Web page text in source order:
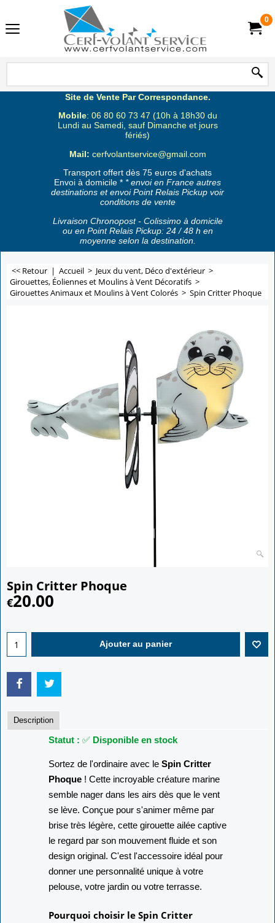
0
Site de Vente Par Correspondance.
Mobile: 06 80 60 73 47 (10h à 18h30 du
Lundi au Samedi, sauf Dimanche et jours
fériés)
Mail: cerfvolantservice@gmail.com
Transport offert dès 75 euros d'achats
Envoi à domicile * * envoi en France autres
destinations et envoi Point Relais Pickup voir
conditions de vente
Livraison Chronopost - Colissimo à domicile
ou en Point Relais Pickup: 24 / 48 h en
moyenne selon la destination.
<< Retour | Accueil > Jeux du vent, Déco d'extérieur >
Girouettes, Éoliennes et Moulins à Vent Décoratifs >
Girouettes Animaux et Moulins à Vent Colorés > Spin Critter Phoque
Spin Critter Phoque
€20.00
Ajouter au panier
Description
Statut : ✅ Disponible en stock
Sortez de l'ordinaire avec le Spin Critter
Phoque ! Cette incroyable créature marine
semble nager dans les airs dès que le vent
se lève. Conçue pour s'animer même par
brise très légère, cette girouette ailée captive
le regard par son mouvement fluide et son
design original. C'est l'accessoire idéal pour
donner une personnalité unique à votre
pelouse, votre jardin ou votre terrasse.
Pourquoi choisir le Spin Critter